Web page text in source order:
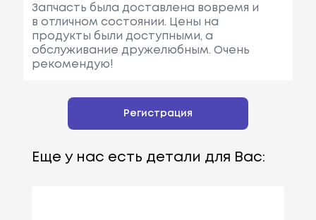
Запчасть была доставлена вовремя и
в отличном состоянии. Цены на
продукты были доступными, а
обслуживание дружелюбным. Очень
рекомендую!
Регистрация
Еще у нас есть детали для Вас: